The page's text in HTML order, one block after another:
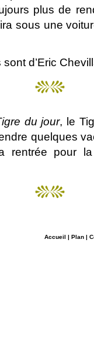
plus de
sous une
sont d’Eric
du jour, le
quelques
rentrée pour
Accueil | Plan|